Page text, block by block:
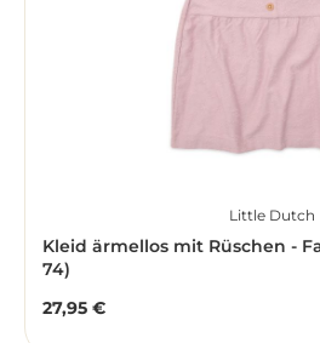
Little Dutch
Kleid ärmellos mit Rüschen -
74)
Regulärer Preis:
27,95 €